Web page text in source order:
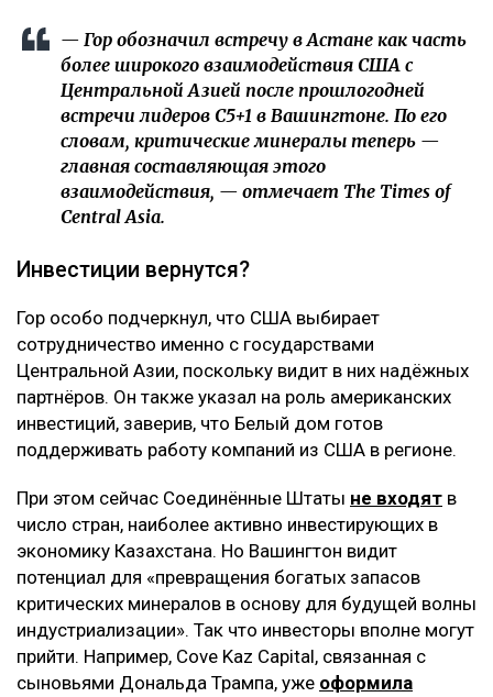
— Гор обозначил встречу в Астане как часть
более широкого взаимодействия США с
Центральной Азией после прошлогодней
встречи лидеров C5+1 в Вашингтоне. По его
словам, критические минералы теперь —
главная составляющая этого
взаимодействия, — отмечает The Times of
Central Asia.
Инвестиции вернутся?
Гор особо подчеркнул, что США выбирает
сотрудничество именно с государствами
Центральной Азии, поскольку видит в них надёжных
партнёров. Он также указал на роль американских
инвестиций, заверив, что Белый дом готов
поддерживать работу компаний из США в регионе.
При этом сейчас Соединённые Штаты не входят в
число стран, наиболее активно инвестирующих в
экономику Казахстана. Но Вашингтон видит
потенциал для «превращения богатых запасов
критических минералов в основу для будущей волны
индустриализации». Так что инвесторы вполне могут
прийти. Например, Cove Kaz Capital, связанная с
сыновьями Дональда Трампа, уже оформила